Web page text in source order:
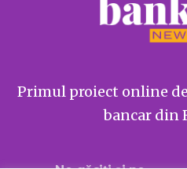
Primul proiect online
bancar din